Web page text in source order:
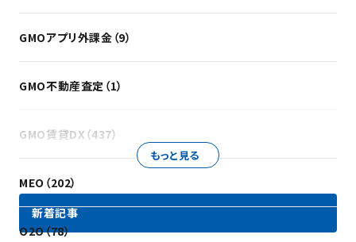
GMOアプリ外課金（9）
GMO不動産査定（1）
GMO賃貸DX（437）
MEO（202）
O2O（78）
もっと見る
新着記事